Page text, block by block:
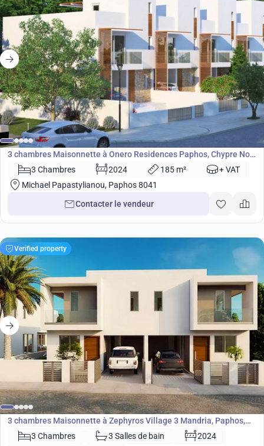
€490 000
Maisonnette
3 chambres Maisonnette à Onero Residences Paphos, Chypre No.
4510 3 Chambres 2024 185 m²
+ VAT
Michael Papastylianou, Paphos 8041
Contacter le vendeur
Verified property
€330 000
Maisonnette
3 chambres Maisonnette à Zephyros Village 3 Mandria, Paphos,
Chypre No. 9112
3 Chambres 3 Salles de bain 2024